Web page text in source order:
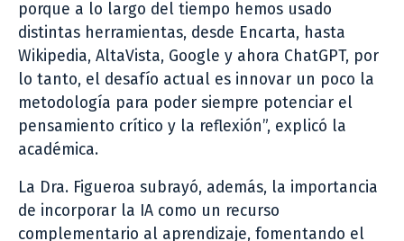
porque a lo largo del tiempo hemos usado
distintas herramientas, desde Encarta, hasta
Wikipedia, AltaVista, Google y ahora ChatGPT, por
lo tanto, el desafío actual es innovar un poco la
metodología para poder siempre potenciar el
pensamiento crítico y la reflexión”, explicó la
académica.
La Dra. Figueroa subrayó, además, la importancia
de incorporar la IA como un recurso
complementario al aprendizaje, fomentando el